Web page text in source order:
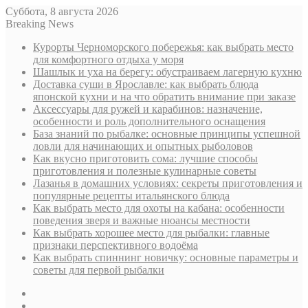
Суббота, 8 августа 2026
Breaking News
Курорты Черноморского побережья: как выбрать место
для комфортного отдыха у моря
Шашлык и уха на берегу: обустраиваем лагерную кухню
Доставка суши в Ярославле: как выбрать блюда
японской кухни и на что обратить внимание при заказе
Аксессуары для ружей и карабинов: назначение,
особенности и роль дополнительного оснащения
База знаний по рыбалке: основные принципы успешной
ловли для начинающих и опытных рыболовов
Как вкусно приготовить сома: лучшие способы
приготовления и полезные кулинарные советы
Лазанья в домашних условиях: секреты приготовления и
популярные рецепты итальянского блюда
Как выбрать место для охоты на кабана: особенности
поведения зверя и важные нюансы местности
Как выбрать хорошее место для рыбалки: главные
признаки перспективного водоёма
Как выбрать спиннинг новичку: основные параметры и
советы для первой рыбалки